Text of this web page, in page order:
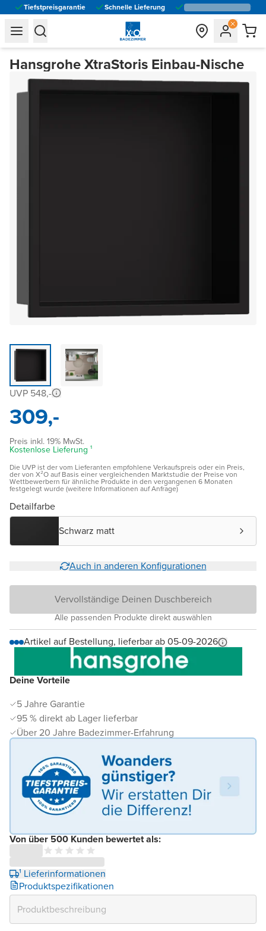
Tiefstpreisgarantie Schnelle Lieferung
general.navigation.toggle_menu.label
general.navigation.toggle_menu.label
Hansgrohe XtraStoris Einbau-Nische
Deine Vorteile
5 Jahre Garantie
95 % direkt ab Lager lieferbar
Über 20 Jahre Badezimmer-Erfahrung
Von über 500 Kunden bewertet als:
¹ Lieferinformationen
Produktspezifikationen
UVP 548,-
309,-
Preis inkl. 19% MwSt.
Kostenlose Lieferung ¹
Die UVP ist der vom Lieferanten empfohlene Verkaufspreis oder ein Preis,
der von X²O auf Basis einer vergleichenden Marktstudie der Preise von
Wettbewerbern für ähnliche Produkte in den vergangenen 6 Monaten
festgelegt wurde (weitere Informationen auf Anfrage)
Detailfarbe
Schwarz matt
Auch in anderen Konfigurationen
Vervollständige Deinen Duschbereich
Alle passenden Produkte direkt auswählen
Artikel auf Bestellung, lieferbar ab 05-09-2026